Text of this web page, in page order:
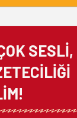
SESLİ,